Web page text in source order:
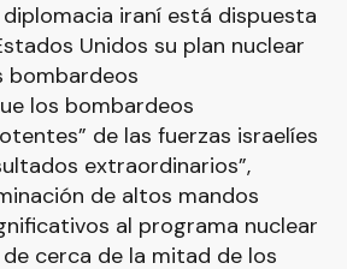
iraní está dispuesta
Unidos su plan nuclear
bombardeos
los bombardeos
de las fuerzas israelíes
extraordinarios”,
de altos mandos
al programa nuclear
cerca de la mitad de los